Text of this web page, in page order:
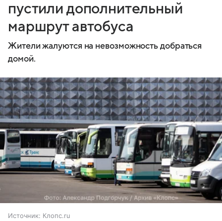
пустили дополнительный
маршрут автобуса
Жители жалуются на невозможность добраться
домой.
Источник: Клопс.ru